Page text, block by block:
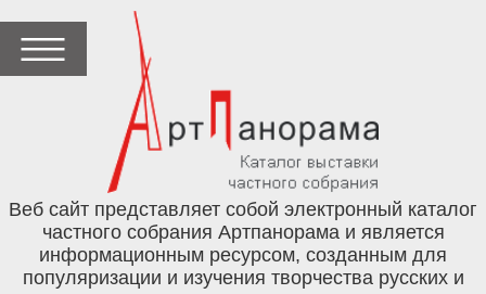
Веб сайт представляет собой электронный каталог
частного собрания Артпанорама и является
информационным ресурсом, созданным для
популяризации и изучения творчества русских и